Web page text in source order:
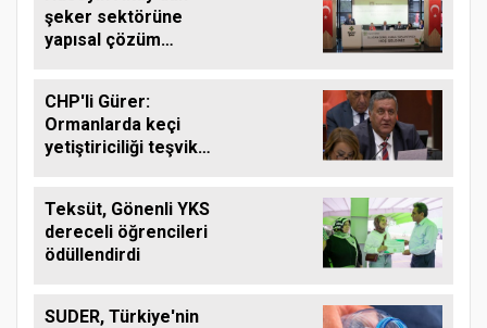
şeker sektörüne
yapısal çözüm
CHP'li Gürer:
Ormanlarda keçi
yetiştiriciliği teşvik
Teksüt, Gönenli YKS
dereceli öğrencileri
ödüllendirdi
SUDER, Türkiye'nin